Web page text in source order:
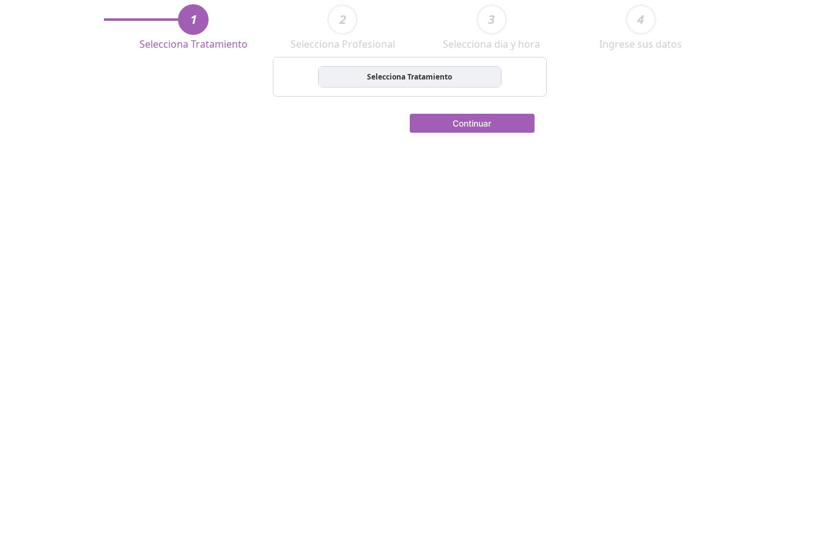
1
Selecciona Tratamiento
2
Selecciona Profesional
3
Selecciona dia y hora
4
Ingrese sus datos
Selecciona Tratamiento
Continuar